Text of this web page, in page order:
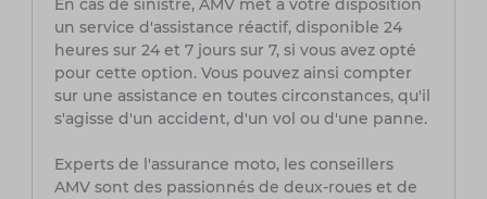
En cas de sinistre, AMV met à votre disposition
un service d'assistance réactif, disponible 24
heures sur 24 et 7 jours sur 7, si vous avez opté
pour cette option. Vous pouvez ainsi compter
sur une assistance en toutes circonstances, qu'il
s'agisse d'un accident, d'un vol ou d'une panne.
Experts de l'assurance moto, les conseillers
AMV sont des passionnés de deux-roues et de